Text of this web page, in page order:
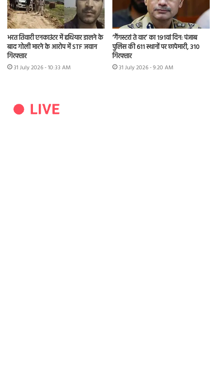
भरत तिवारी एनकाउंटर में हथियार डालने के
बाद गोली मारने के आरोप में STF जवान
गिरफ्तार
31 July 2026 - 10:33 AM
‘गैंगस्टरां ते वार’ का 191वां दिन: पंजाब
पुलिस की 611 स्थानों पर छापेमारी, 310
गिरफ्तार
31 July 2026 - 9:20 AM